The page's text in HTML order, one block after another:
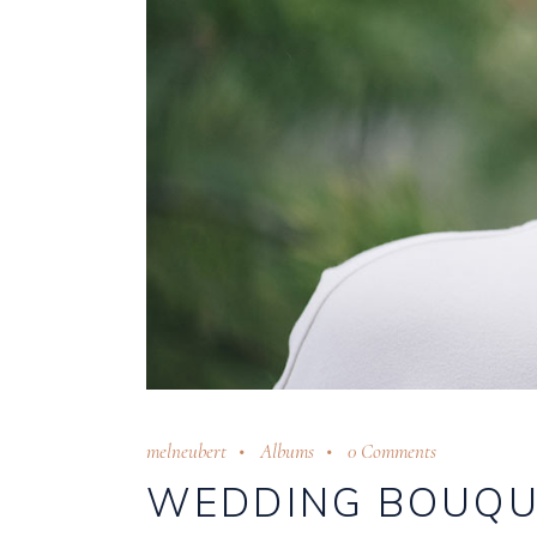
melneubert Albums 0 Comments
WEDDING